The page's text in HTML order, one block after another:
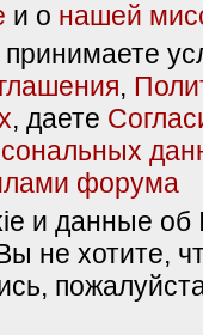
и о нашей
,
, даете
форума
и данные об
не хотите,